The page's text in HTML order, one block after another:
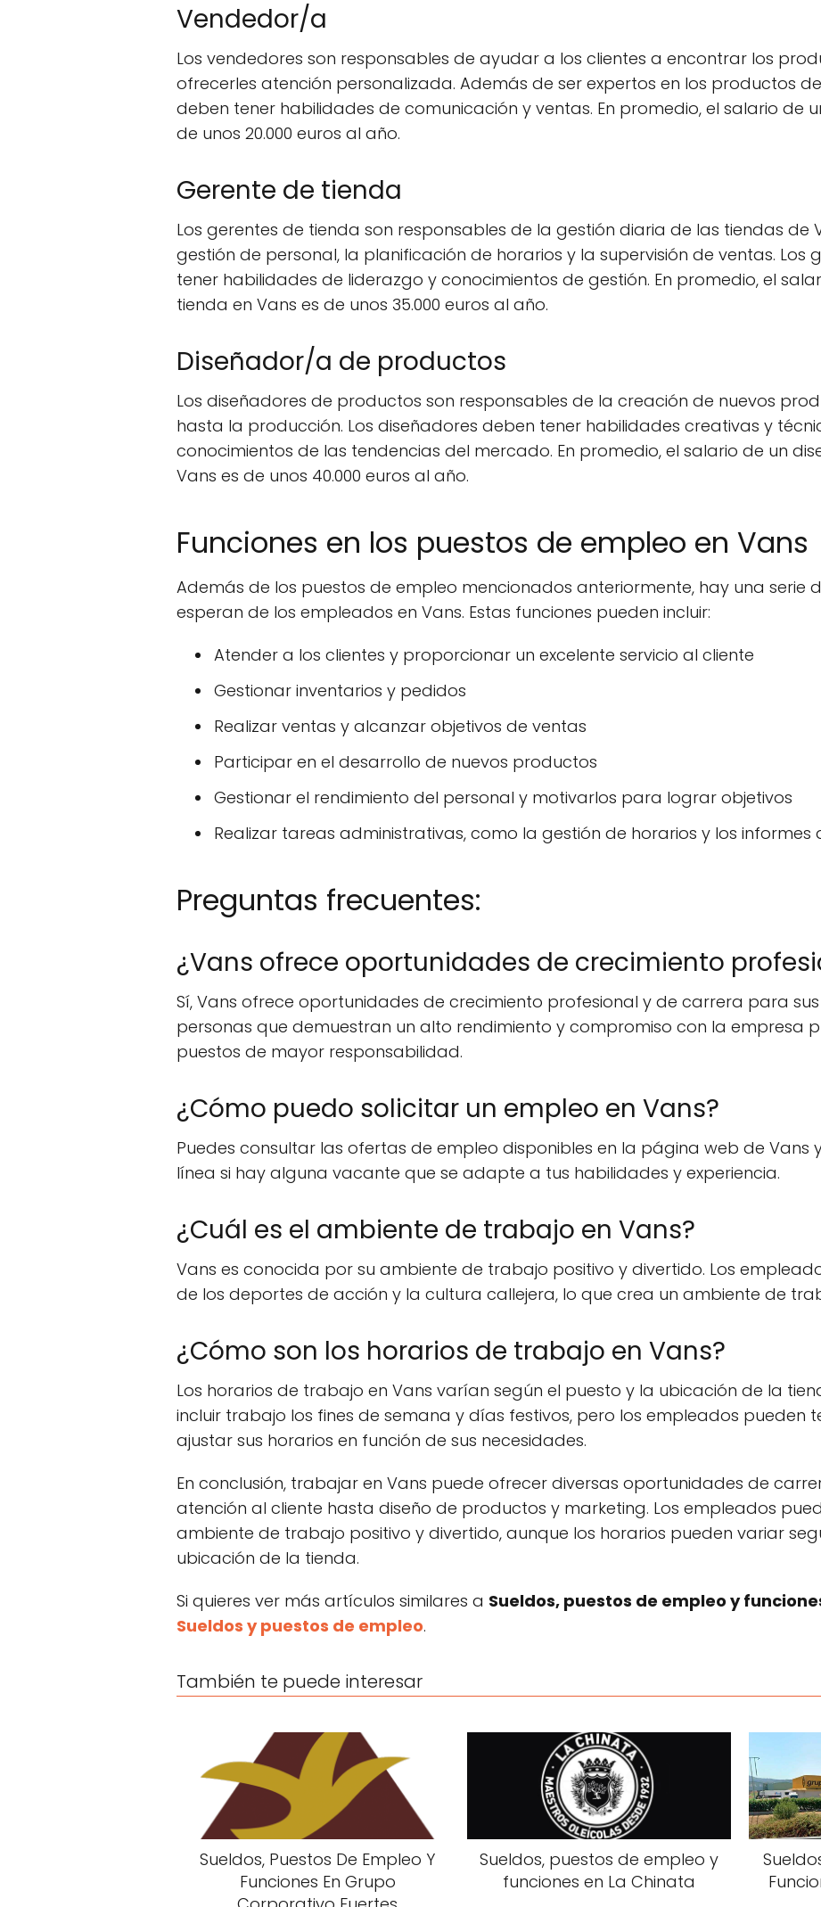
Vendedor/a
Los vendedores son responsables de ayudar a los clientes a encontrar los
ofrecerles atención personalizada. Además de ser expertos en los productos
deben tener habilidades de comunicación y ventas. En promedio, el salario de
de unos 20.000 euros al año.
Gerente de tienda
Los gerentes de tienda son responsables de la gestión diaria de las tiendas de
gestión de personal, la planificación de horarios y la supervisión de ventas. Los
tener habilidades de liderazgo y conocimientos de gestión. En promedio, el
tienda en Vans es de unos 35.000 euros al año.
Diseñador/a de productos
Los diseñadores de productos son responsables de la creación de nuevos
hasta la producción. Los diseñadores deben tener habilidades creativas y
conocimientos de las tendencias del mercado. En promedio, el salario de un
Vans es de unos 40.000 euros al año.
Funciones en los puestos de empleo en Vans
Además de los puestos de empleo mencionados anteriormente, hay una serie
esperan de los empleados en Vans. Estas funciones pueden incluir:
Atender a los clientes y proporcionar un excelente servicio al cliente
Gestionar inventarios y pedidos
Realizar ventas y alcanzar objetivos de ventas
Participar en el desarrollo de nuevos productos
Gestionar el rendimiento del personal y motivarlos para lograr objetivos
Realizar tareas administrativas, como la gestión de horarios y los informes
Preguntas frecuentes:
¿Vans ofrece oportunidades de crecimiento
Sí, Vans ofrece oportunidades de crecimiento profesional y de carrera para
personas que demuestran un alto rendimiento y compromiso con la empresa
puestos de mayor responsabilidad.
¿Cómo puedo solicitar un empleo en Vans?
Puedes consultar las ofertas de empleo disponibles en la página web de Vans
línea si hay alguna vacante que se adapte a tus habilidades y experiencia.
¿Cuál es el ambiente de trabajo en Vans?
Vans es conocida por su ambiente de trabajo positivo y divertido. Los
de los deportes de acción y la cultura callejera, lo que crea un ambiente de
¿Cómo son los horarios de trabajo en Vans?
Los horarios de trabajo en Vans varían según el puesto y la ubicación de la
incluir trabajo los fines de semana y días festivos, pero los empleados pueden
ajustar sus horarios en función de sus necesidades.
En conclusión, trabajar en Vans puede ofrecer diversas oportunidades de
atención al cliente hasta diseño de productos y marketing. Los empleados
ambiente de trabajo positivo y divertido, aunque los horarios pueden variar
ubicación de la tienda.
Si quieres ver más artículos similares a Sueldos, puestos de empleo y
Sueldos y puestos de empleo.
También te puede interesar
Sueldos, Puestos De Empleo Y
Funciones En Grupo
Sueldos, puestos de empleo y
funciones en La Chinata